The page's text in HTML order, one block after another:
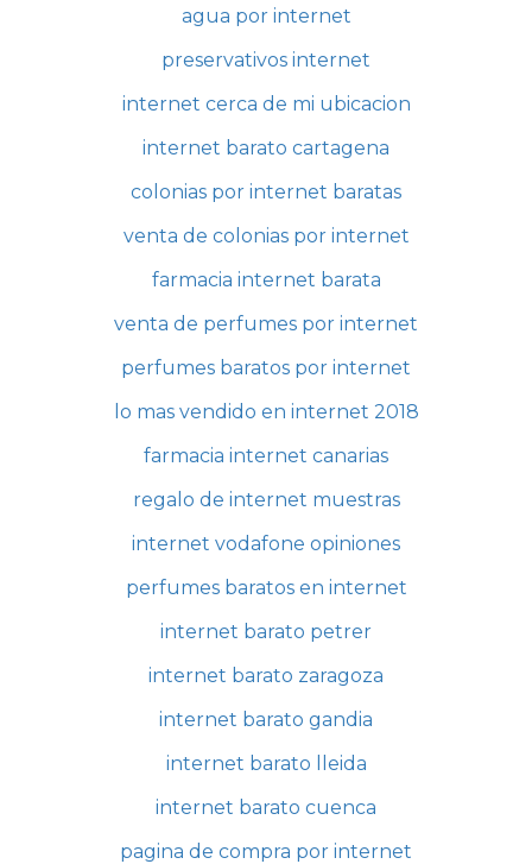
agua por internet
preservativos internet
internet cerca de mi ubicacion
internet barato cartagena
colonias por internet baratas
venta de colonias por internet
farmacia internet barata
venta de perfumes por internet
perfumes baratos por internet
lo mas vendido en internet 2018
farmacia internet canarias
regalo de internet muestras
internet vodafone opiniones
perfumes baratos en internet
internet barato petrer
internet barato zaragoza
internet barato gandia
internet barato lleida
internet barato cuenca
pagina de compra por internet